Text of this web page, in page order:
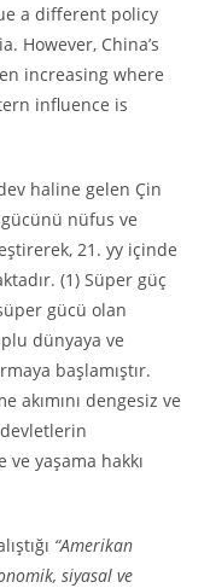
a different policy
However, China’s
increasing where
influence is
haline gelen Çin
nüfus ve
21. yy içinde
(1) Süper güç
gücü olan
dünyaya ve
başlamıştır.
akımını dengesiz ve
ve yaşama hakkı
“Amerikan
siyasal ve